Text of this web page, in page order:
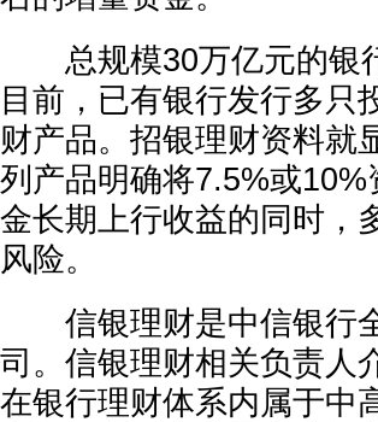
总规模30万亿元的银
目前，已有银行发行多只
财产品。招银理财资料就
列产品明确将7.5%或
金长期上行收益的同时，
风险。
信银理财是中信银行
司。信银理财相关负责人
在银行理财体系内属于中